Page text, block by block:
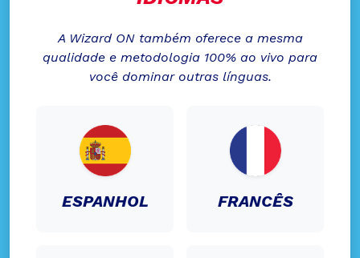
A Wizard ON também oferece a mesma
qualidade e metodologia 100% ao vivo para
você dominar outras línguas.
ESPANHOL FRANCÊS